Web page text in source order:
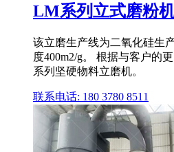
LM系列立式磨粉
该立磨生产线为二氧化硅生
度400m2/g。 根据与客户的
系列坚硬物料立磨机。
联系电话: 180 3780 8511